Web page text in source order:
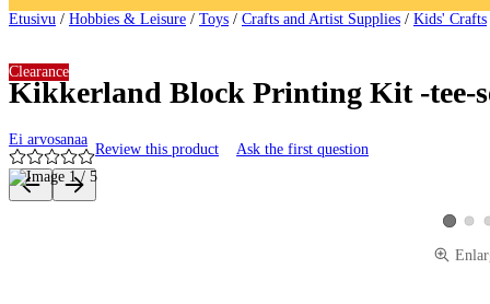
Etusivu / Hobbies & Leisure / Toys / Crafts and Artist Supplies / Kids' Crafts
Kikkerland Block Printing Kit -tee-
Ei arvosanaa
Review this product Ask the first question
Clearance
Product images and videos
ViewView